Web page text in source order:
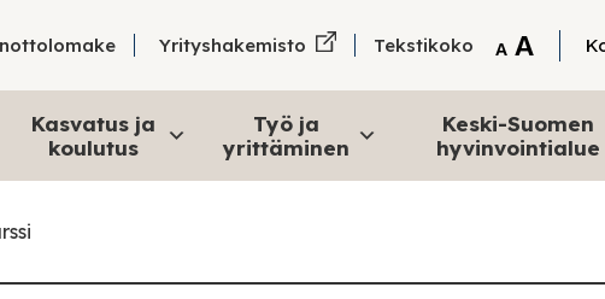
Yrityshakemisto Tekstikoko A Tekstin
A
Kasvatus ja
koulutus
Työ ja
yrittäminen
Keski-Suomen
hyvinvointialue